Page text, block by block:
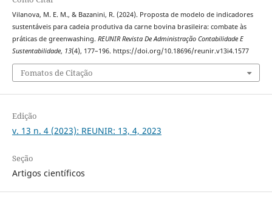
Vilanova, M. E. M., & Bazanini, R. (2024). Proposta de modelo de indicadores
sustentáveis para cadeia produtiva da carne bovina brasileira: combate às
práticas de greenwashing. REUNIR Revista De Administração Contabilidade E
Sustentabilidade, 13(4), 177–196. https://doi.org/10.18696/reunir.v13i4.1577
Fomatos de Citação
Edição
v. 13 n. 4 (2023): REUNIR: 13, 4, 2023
Seção
Artigos científicos